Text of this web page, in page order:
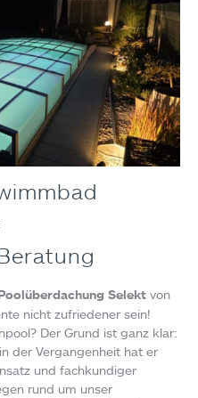
Selekt von
nicht zufriedener sein!
Der Grund ist ganz klar:
der Vergangenheit hat er
und fachkundiger
rund um unser